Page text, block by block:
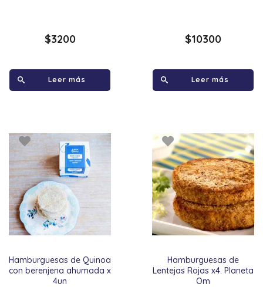
$3200
Leer más
$10300
Leer más
Hamburguesas de Quinoa
con berenjena ahumada x
4un
Hamburguesas de
Lentejas Rojas x4. Planeta
Om